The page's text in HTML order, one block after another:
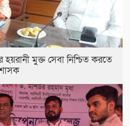
হয়রানী মুক্ত সেবা নিশ্চিত করতে